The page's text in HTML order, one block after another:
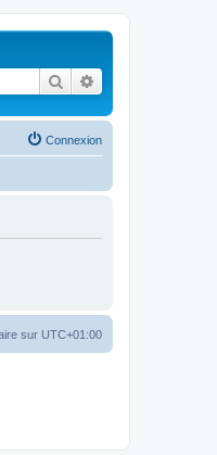
Rechercher
Connexion
sur UTC+01:00